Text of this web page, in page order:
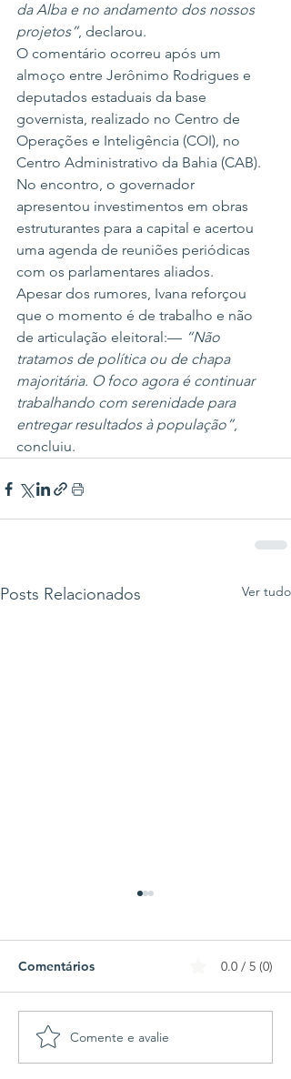
da Alba e no andamento dos nossos
projetos”, declarou.
O comentário ocorreu após um
almoço entre Jerônimo Rodrigues e
deputados estaduais da base
governista, realizado no Centro de
Operações e Inteligência (COI), no
Centro Administrativo da Bahia (CAB).
No encontro, o governador
apresentou investimentos em obras
estruturantes para a capital e acertou
uma agenda de reuniões periódicas
com os parlamentares aliados.
Apesar dos rumores, Ivana reforçou
que o momento é de trabalho e não
de articulação eleitoral:— “Não
tratamos de política ou de chapa
majoritária. O foco agora é continuar
trabalhando com serenidade para
entregar resultados à população”,
concluiu.
Posts Relacionados Ver tudo
Athletico-PR e Vitória
divulgam escalações
Comentários 0.0 / 5 (0)
Comente e avalie